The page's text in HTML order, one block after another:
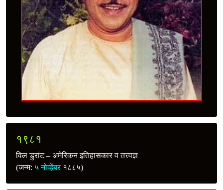
१९८१
विल डुरांट – अमेरिकन इतिहासकार व तत्त्वज्ञ
(जन्म: ५ नोव्हेंबर१८८५)